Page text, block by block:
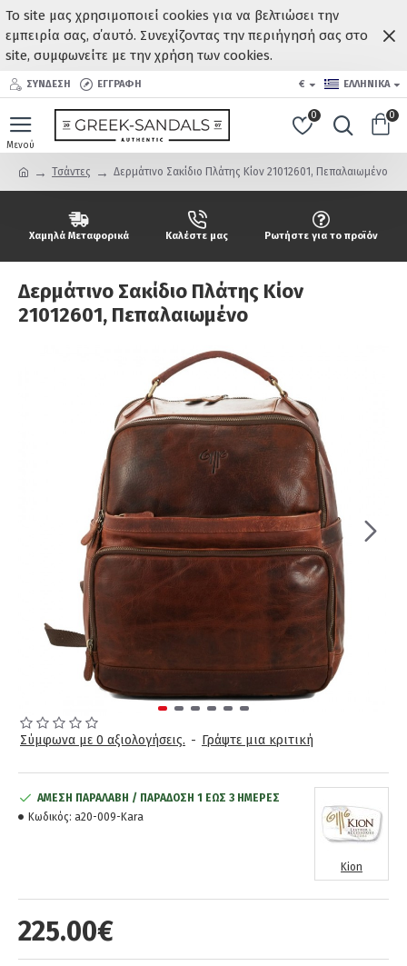
Το site μας χρησιμοποιεί cookies για να βελτιώσει την
εμπειρία σας, σ΄αυτό. Συνεχίζοντας την περιήγησή σας στο
site, συμφωνείτε με την χρήση των cookies.
ΣΥΝΔΕΣΗ ΕΓΓΡΑΦΗ € ΕΛΛΗΝΙΚΆ
0 0
Τσάντες Δερμάτινο Σακίδιο Πλάτης Κίον 21012601, Πεπαλαιωμένο
Χαμηλά Μεταφορικά Καλέστε μας Ρωτήστε για το προϊόν
Δερμάτινο Σακίδιο Πλάτης Κίον
21012601, Πεπαλαιωμένο
Σύμφωνα με 0 αξιολογήσεις. - Γράψτε μια κριτική
225.00€
ΆΜΕΣΗ ΠΑΡΑΛΑΒΉ / ΠΑΡΆΔOΣΗ 1 ΈΩΣ 3 ΗΜΈΡΕΣ
Κωδικός: a20-009-Kara
Kion